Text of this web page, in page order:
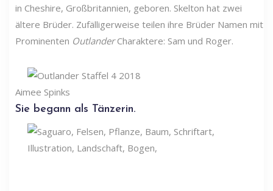
in Cheshire, Großbritannien, geboren. Skelton hat zwei
ältere Brüder. Zufälligerweise teilen ihre Brüder Namen mit
Prominenten OutlanderCharaktere: Sam und Roger.
Aimee Spinks
Sie begann als Tänzerin.